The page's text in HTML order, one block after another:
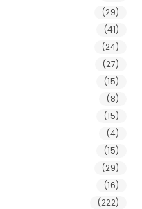
(29)
(41)
(24)
(27)
(15)
(8)
(15)
(4)
(15)
(29)
(16)
(222)